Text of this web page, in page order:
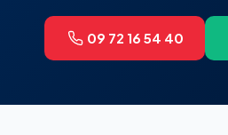
09 72 16 54 40